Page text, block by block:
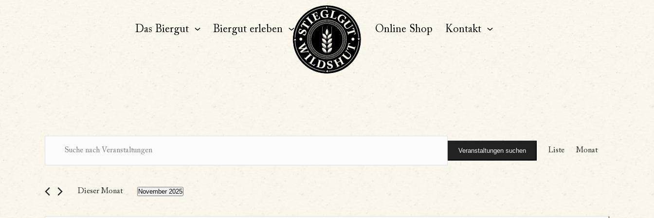
Das Biergut Biergut erleben Online Shop Kontakt
Veranstaltungen
Suche
nach
Veranstaltungen suchen Liste Monat
Dieser Monat
November 2025